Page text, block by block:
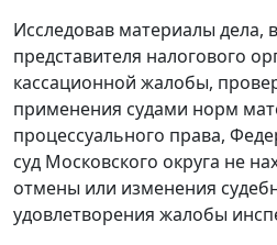
Исследовав материалы дела,
представителя налогового
кассационной жалобы,
применения судами норм
процессуального права,
суд Московского округа не
отмены или изменения
удовлетворения жалобы